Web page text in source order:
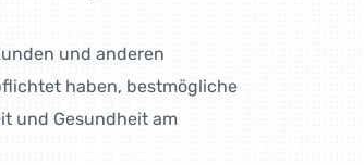
und anderen
haben, bestmögliche
und Gesundheit am